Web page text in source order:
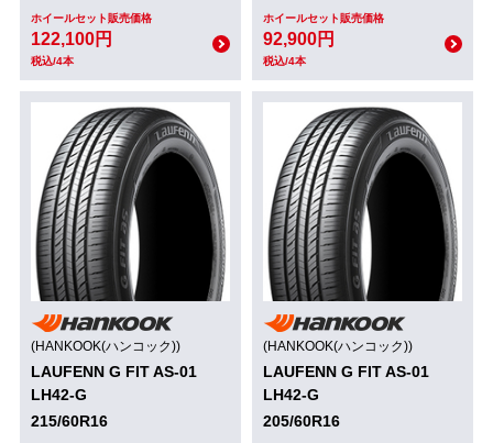
ホイールセット販売価格
122,100円
税込/4本
ホイールセット販売価格
92,900円
税込/4本
(HANKOOK(ハンコック))
LAUFENN G FIT AS-01
LH42-G
215/60R16
(HANKOOK(ハンコック))
LAUFENN G FIT AS-01
LH42-G
205/60R16